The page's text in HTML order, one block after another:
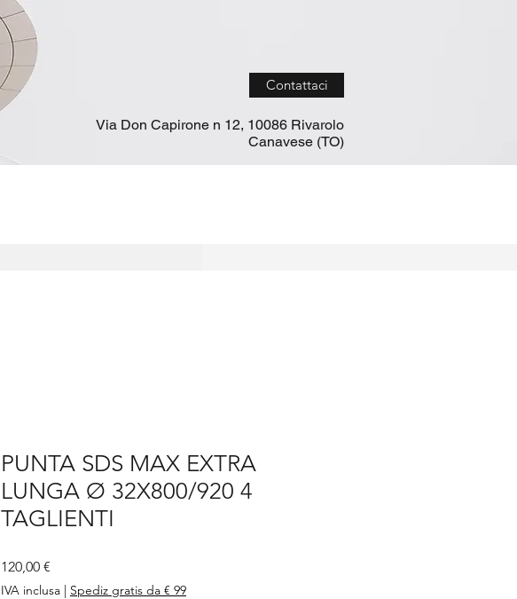
Contattaci
Via Don Capirone n 12, 10086 Rivarolo
Canavese (TO)
PUNTA SDS MAX EXTRA
LUNGA Ø 32X800/920 4
TAGLIENTI
120,00 €
IVA inclusa | Spediz gratis da € 99